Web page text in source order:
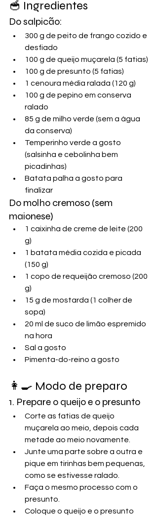
🥣 Ingredientes
Do salpicão:
300 g de peito de frango cozido e
desfiado
100 g de queijo muçarela (5 fatias)
100 g de presunto (5 fatias)
1 cenoura média ralada (120 g)
100 g de pepino em conserva
ralado
85 g de milho verde (sem a água
da conserva)
Temperinho verde a gosto
(salsinha e cebolinha bem
picadinhas)
Batata palha a gosto para
finalizar
Do molho cremoso (sem
maionese)
1 caixinha de creme de leite (200
g)
1 batata média cozida e picada
(150 g)
1 copo de requeijão cremoso (200
g)
15 g de mostarda (1 colher de
sopa)
20 ml de suco de limão espremido
na hora
Sal a gosto
Pimenta-do-reino a gosto
👩‍🍳 Modo de preparo
1. Prepare o queijo e o presunto
Corte as fatias de queijo
muçarela ao meio, depois cada
metade ao meio novamente.
Junte uma parte sobre a outra e
pique em tirinhas bem pequenas,
como se estivesse ralado.
Faça o mesmo processo com o
presunto.
Coloque o queijo e o presunto